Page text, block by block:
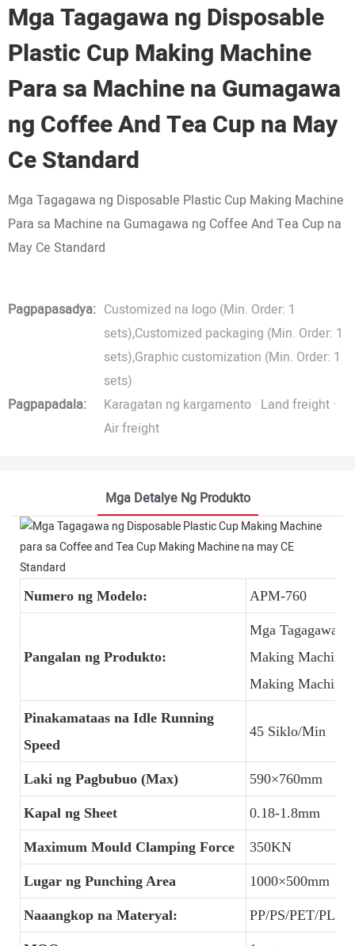
Mga Tagagawa ng Disposable
Plastic Cup Making Machine
Para sa Machine na Gumagawa
ng Coffee And Tea Cup na May
Ce Standard
Mga Tagagawa ng Disposable Plastic Cup Making Machine
Para sa Machine na Gumagawa ng Coffee And Tea Cup na
May Ce Standard
Pagpapasadya: Customized na logo (Min. Order: 1
sets),Customized packaging (Min. Order: 1
sets),Graphic customization (Min. Order: 1
sets)
Pagpapadala:
Karagatan ng kargamento · Land freight ·
Air freight
Mga Detalye Ng Produkto
Numero ng Modelo: APM-760
Pangalan ng Produkto:
Mga Tagagawa
Making Machine
Making Machine
Pinakamataas na Idle Running
Speed
45 Siklo/Min
Laki ng Pagbubuo (Max) 590×760mm
Kapal ng Sheet 0.18-1.8mm
Maximum Mould Clamping Force 350KN
Lugar ng Punching Area 1000×500mm
Naaangkop na Materyal: PP/PS/PET/PLA/